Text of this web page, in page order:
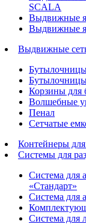
SCALA
Выдвижные
Выдвижные
Выдвижные
Корзины для
Волшебные
Пенал
Cетчатые
Контейнеры
Системы для
Система для
«Стандарт»
Система для
Система для